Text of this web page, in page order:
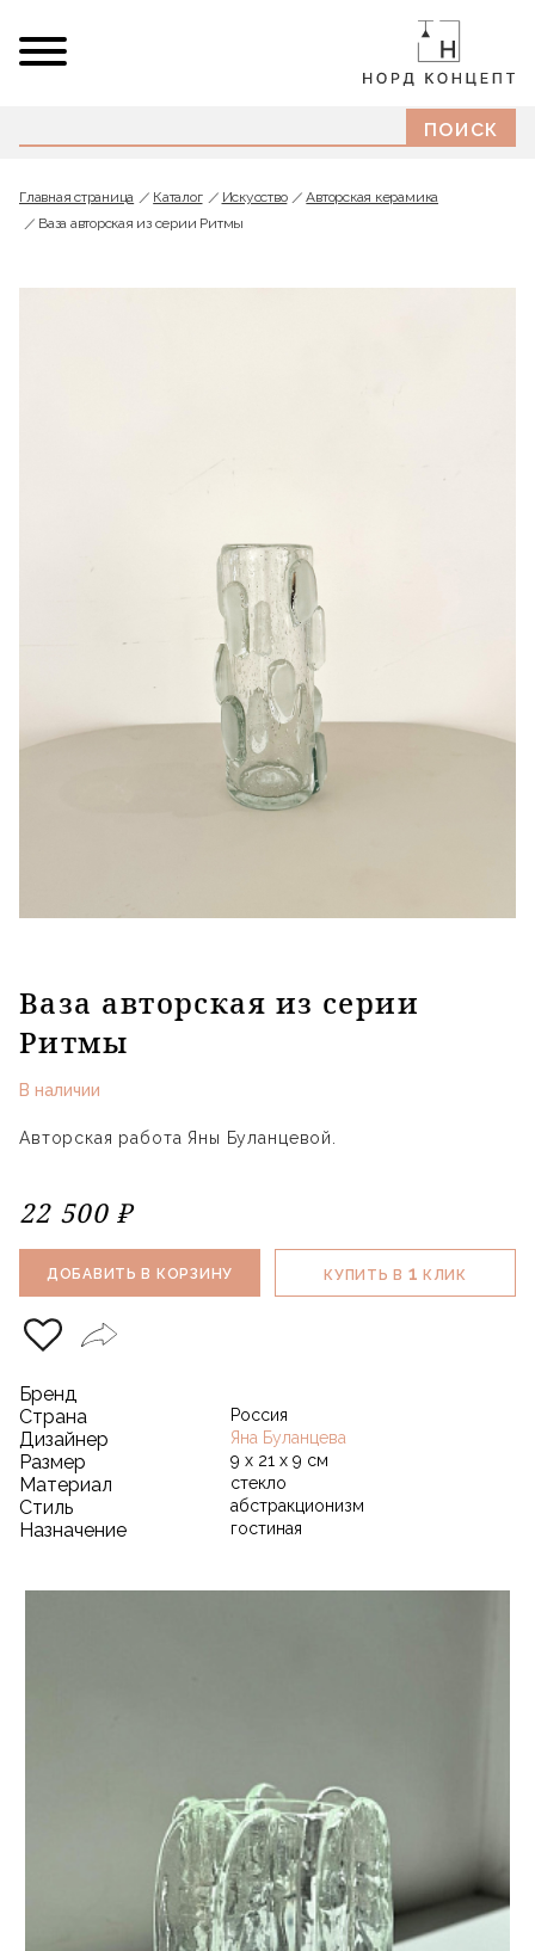
Главная страница Каталог Искусство
Авторская керамика
Ваза авторская из серии Ритмы
Ваза авторская из серии
Ритмы
В наличии
Авторская работа Яны Буланцевой.
22 500 ₽
ДОБАВИТЬ В КОРЗИНУ КУПИТЬ В 1 КЛИК
Бренд
Страна
Россия
Дизайнер Яна Буланцева
Размер 9 х 21 х 9 см
Материал стекло
Стиль абстракционизм
Назначение гостиная